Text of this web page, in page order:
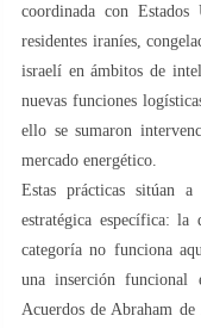
coordinada con
residentes iraníes,
israelí en ámbitos de
nuevas funciones
ello se sumaron
mercado energético.
Estas prácticas sitúan
estratégica específica:
categoría no funciona
una inserción funcional
Acuerdos de Abraham